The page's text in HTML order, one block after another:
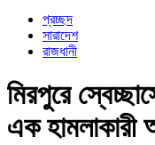
প্রচ্ছদ
সারাদেশ
রাজধানী
মিরপুরে
এক